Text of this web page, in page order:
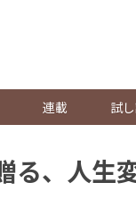
連載 試
る、人生